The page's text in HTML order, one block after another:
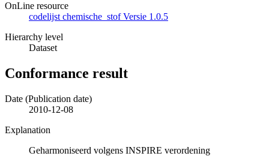
OnLine resource
codelijst chemische_stof Versie 1.0.5
Hierarchy level
Dataset
Conformance result
Date (Publication date)
2010-12-08
Explanation
Geharmoniseerd volgens INSPIRE verordening